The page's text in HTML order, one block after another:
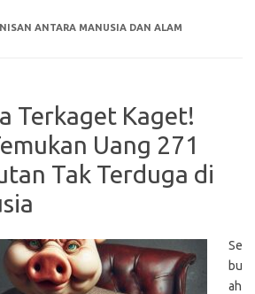
ANTARA MANUSIA DAN ALAM
Terkaget Kaget!
Uang 271
Tak Terduga di
Se
bu
ah